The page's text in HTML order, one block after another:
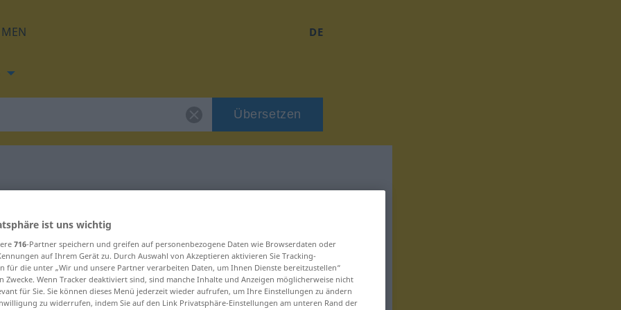
DE
Übersetzen
für "Vitalität"
ist uns wichtig
716-Partner speichern und greifen auf personenbezogene Daten wie Browserdaten oder
auf Ihrem Gerät zu. Durch Auswahl von Akzeptieren aktivieren Sie Tracking-
für die unter „Wir und unsere Partner verarbeiten Daten, um Ihnen Dienste bereitzustellen“
Zwecke. Wenn Tracker deaktiviert sind, sind manche Inhalte und Anzeigen möglicherweise nicht
für Sie. Sie können dieses Menü jederzeit wieder aufrufen, um Ihre Einstellungen zu ändern
zu widerrufen, indem Sie auf den Link Privatsphäre-Einstellungen am unteren Rand der